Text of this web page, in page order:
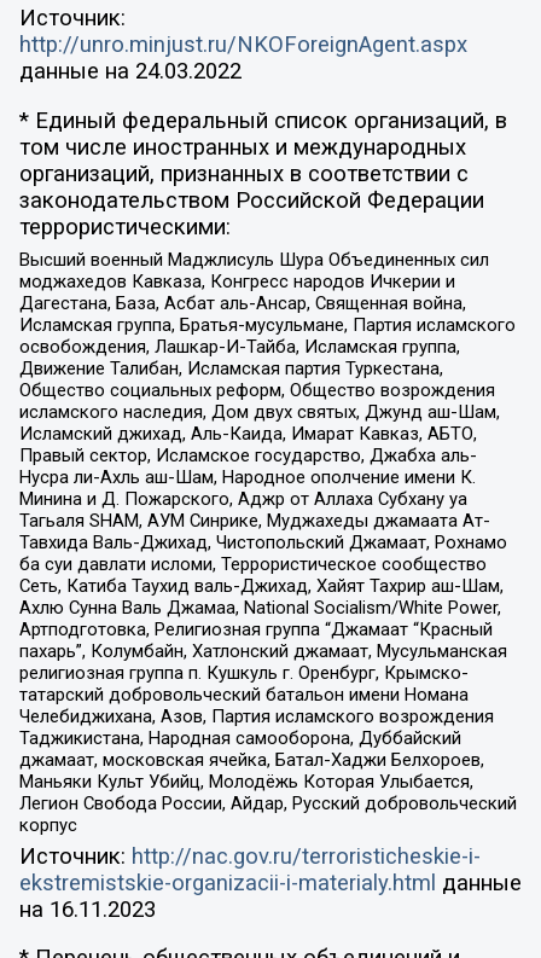
Источник:
http://unro.minjust.ru/NKOForeignAgent.aspx
данные на 24.03.2022
* Единый федеральный список организаций, в
том числе иностранных и международных
организаций, признанных в соответствии с
законодательством Российской Федерации
террористическими:
Высший военный Маджлисуль Шура Объединенных сил
моджахедов Кавказа, Конгресс народов Ичкерии и
Дагестана, База, Асбат аль-Ансар, Священная война,
Исламская группа, Братья-мусульмане, Партия исламского
освобождения, Лашкар-И-Тайба, Исламская группа,
Движение Талибан, Исламская партия Туркестана,
Общество социальных реформ, Общество возрождения
исламского наследия, Дом двух святых, Джунд аш-Шам,
Исламский джихад, Аль-Каида, Имарат Кавказ, АБТО,
Правый сектор, Исламское государство, Джабха аль-
Нусра ли-Ахль аш-Шам, Народное ополчение имени К.
Минина и Д. Пожарского, Аджр от Аллаха Субхану уа
Тагьаля SHAM, АУМ Синрике, Муджахеды джамаата Ат-
Тавхида Валь-Джихад, Чистопольский Джамаат, Рохнамо
ба суи давлати исломи, Террористическое сообщество
Сеть, Катиба Таухид валь-Джихад, Хайят Тахрир аш-Шам,
Ахлю Сунна Валь Джамаа, National Socialism/White Power,
Артподготовка, Религиозная группа “Джамаат “Красный
пахарь”, Колумбайн, Хатлонский джамаат, Мусульманская
религиозная группа п. Кушкуль г. Оренбург, Крымско-
татарский добровольческий батальон имени Номана
Челебиджихана, Азов, Партия исламского возрождения
Таджикистана, Народная самооборона, Дуббайский
джамаат, московская ячейка, Батал-Хаджи Белхороев,
Маньяки Культ Убийц, Молодёжь Которая Улыбается,
Легион Свобода России, Айдар, Русский добровольческий
корпус
Источник: http://nac.gov.ru/terroristicheskie-i-
ekstremistskie-organizacii-i-materialy.html данные
на 16.11.2023